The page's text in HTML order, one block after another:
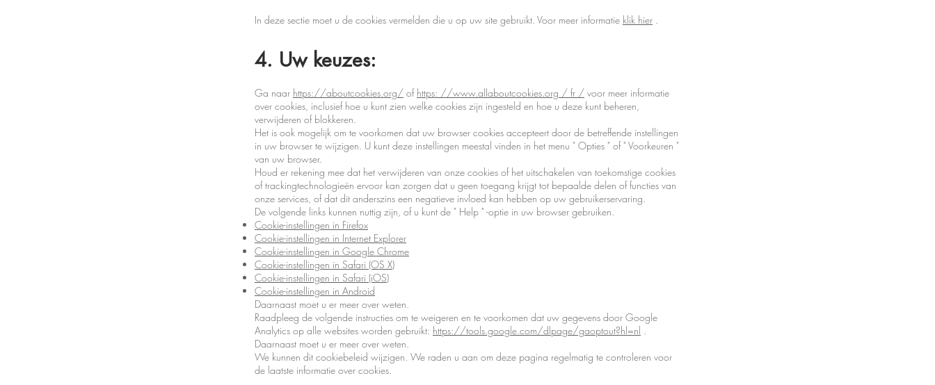
In deze sectie moet u de cookies vermelden die u op uw site gebruikt. Voor meer informatie klik hier
4. Uw keuzes:
Ga naar https://aboutcookies.org/ of https: //www.allaboutcookies.org / fr / voor meer informatie
over cookies, inclusief hoe u kunt zien welke cookies zijn ingesteld en hoe u deze kunt beheren,
verwijderen of blokkeren.
Het is ook mogelijk om te voorkomen dat uw browser cookies accepteert door de betreffende instellingen
in uw browser te wijzigen. U kunt deze instellingen meestal vinden in het menu " Opties " of" Voorkeuren "
van uw browser.
Houd er rekening mee dat het verwijderen van onze cookies of het uitschakelen van toekomstige cookies
of trackingtechnologieën ervoor kan zorgen dat u geen toegang krijgt tot bepaalde delen of functies van
onze services, of dat dit anderszins een negatieve invloed kan hebben op uw gebruikerservaring.
De volgende links kunnen nuttig zijn, of u kunt de " Help " -optie in uw browser gebruiken.
Cookie-instellingen in Firefox
Cookie-instellingen in Internet Explorer
Cookie-instellingen in Google Chrome
Cookie-instellingen in Safari (OS X)
Cookie-instellingen in Safari (iOS)
Cookie-instellingen in Android
Daarnaast moet u er meer over weten.
Raadpleeg de volgende instructies om te weigeren en te voorkomen dat uw gegevens door Google
Analytics op alle websites worden gebruikt: https://tools.google.com/dlpage/gaoptout?hl=nl
Daarnaast moet u er meer over weten.
We kunnen dit cookiebeleid wijzigen. We raden u aan om deze pagina regelmatig te controleren voor
de laatste informatie over cookies.